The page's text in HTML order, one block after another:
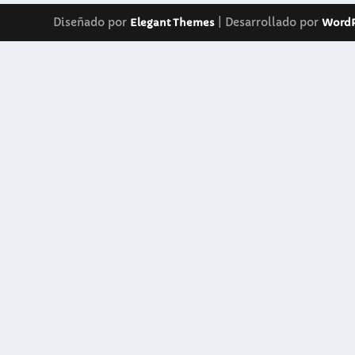
Diseñado por Elegant Themes | Desarrollado por